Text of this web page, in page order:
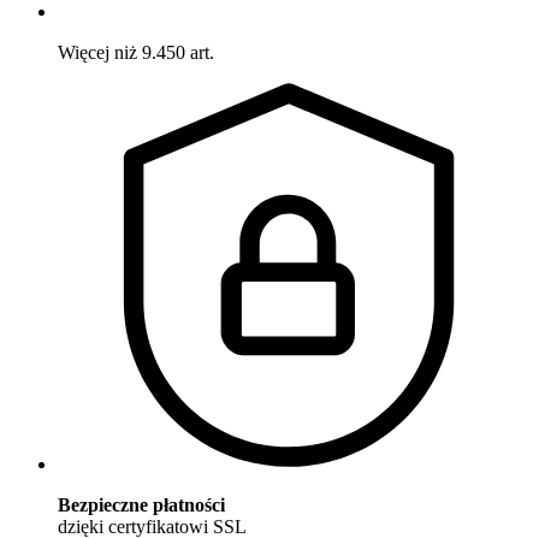
Więcej niż 9.450 art.
Bezpieczne płatności
dzięki certyfikatowi SSL